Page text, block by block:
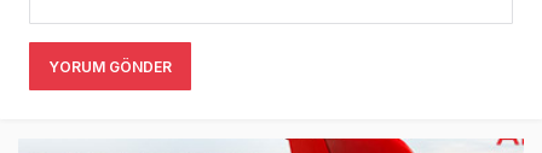
YORUM GÖNDER